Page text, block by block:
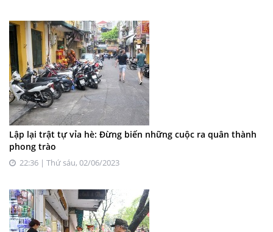
Lập lại trật tự vỉa hè: Đừng biến những cuộc ra quân thành
phong trào
22:36 | Thứ sáu, 02/06/2023